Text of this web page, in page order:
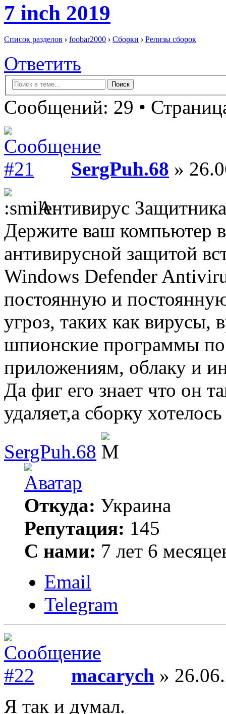
7 inch 2019
Список разделов › foobar2000 › Сборки › Релизы сборок
Ответить
Сообщений: 29 •
SergPuh.68 »
Антивирус
Держите ваш компьютер
антивирусной защитой
Windows Defender
постоянную и
угроз, таких как
шпионские программы по
приложениям, облаку и
Да фиг его знает что он
удаляет,а сборку
SergPuh.68
Откуда: Украина
Репутация: 145
С нами: 7 лет 6
Email
Telegram
macarych »
Я так и думал.